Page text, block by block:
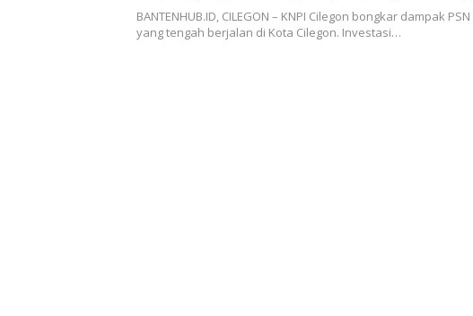
BANTENHUB.ID, CILEGON – KNPI Cilegon bongkar dampak PSN
yang tengah berjalan di Kota Cilegon. Investasi…